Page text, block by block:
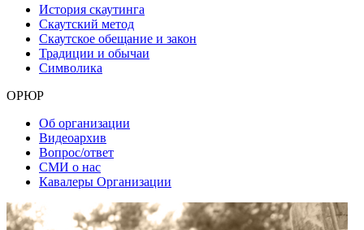
История скаутинга
Скаутский метод
Скаутское обещание и закон
Традиции и обычаи
Символика
ОРЮР
Об организации
Видеоархив
Вопрос/ответ
СМИ о нас
Кавалеры Организации